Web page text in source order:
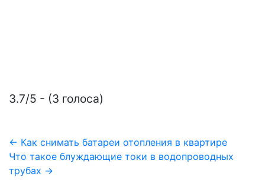
3.7/5 - (3 голоса)
Навигация
по
← Как снимать батареи отопления в квартире
Что такое блуждающие токи в водопроводных
трубах →